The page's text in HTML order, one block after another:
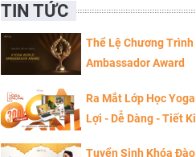
TIN TỨC
Thể Lệ Chương Trình
Ambassador Award
Ra Mắt Lớp Học
Lợi - Dễ Dàng - Tiết
Tuyển Sinh Khóa